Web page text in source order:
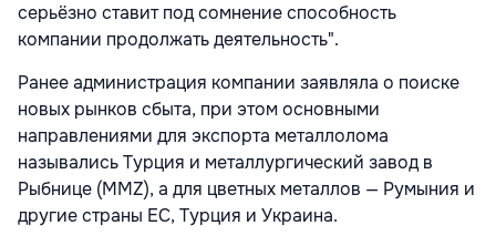
серьёзно ставит под сомнение способность
компании продолжать деятельность".
Ранее администрация компании заявляла о поиске
новых рынков сбыта, при этом основными
направлениями для экспорта металлолома
назывались Турция и металлургический завод в
Рыбнице (MMZ), а для цветных металлов — Румыния и
другие страны ЕС, Турция и Украина.